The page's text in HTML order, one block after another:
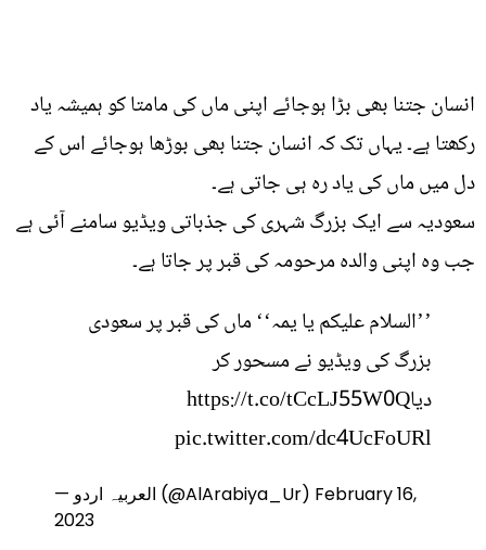
انسان جتنا بھی بڑا ہوجائے اپنی ماں کی مامتا کو ہمیشہ یاد
رکھتا ہے۔ یہاں تک کہ انسان جتنا بھی بوڑھا ہوجائے اس کے
دل میں ماں کی یاد رہ ہی جاتی ہے۔
سعودیہ سے ایک بزرگ شہری کی جذباتی ویڈیو سامنے آئی ہے
جب وہ اپنی والدہ مرحومہ کی قبر پر جاتا ہے۔
’’السلام علیکم یا یمہ‘‘ ماں کی قبر پر سعودی
بزرگ کی ویڈیو نے مسحور کر
دیاhttps://t.co/tCcLJ55W0Q
pic.twitter.com/dc4UcFoURl
— العربیہ اردو (@AlArabiya_Ur) February 16,
2023